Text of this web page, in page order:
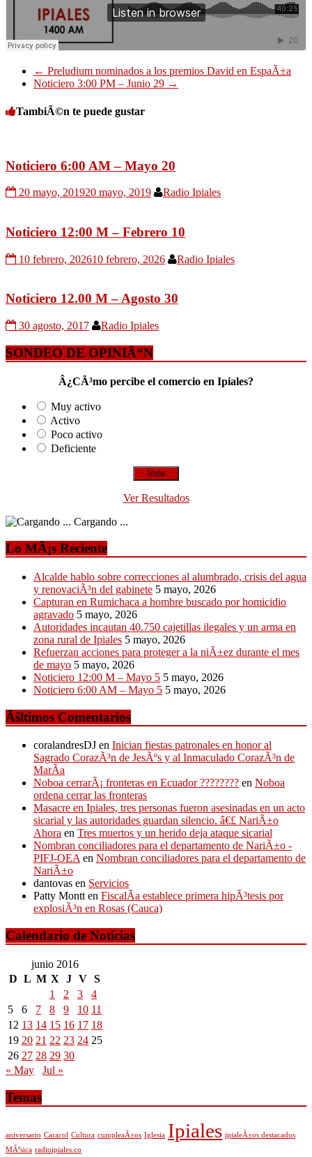
← Preludium nominados a los premios David en EspaÃ±a
Noticiero 3:00 PM – Junio 29 →
TambiÃ©n te puede gustar
Noticiero 6:00 AM – Mayo 20
20 mayo, 201920 mayo, 2019 Radio Ipiales
Noticiero 12:00 M – Febrero 10
10 febrero, 202610 febrero, 2026 Radio Ipiales
Noticiero 12.00 M – Agosto 30
30 agosto, 2017 Radio Ipiales
SONDEO DE OPINIÃ“N
Â¿CÃ³mo percibe el comercio en Ipiales?
Muy activo
Activo
Poco activo
Deficiente
Ver Resultados
Cargando ...
Lo MÃ¡s Reciente
Alcalde hablo sobre correcciones al alumbrado, crisis del agua
y renovaciÃ³n del gabinete 5 mayo, 2026
Capturan en Rumichaca a hombre buscado por homicidio
agravado 5 mayo, 2026
Autoridades incautan 40.750 cajetillas ilegales y un arma en
zona rural de Ipiales 5 mayo, 2026
Refuerzan acciones para proteger a la niÃ±ez durante el mes
de mayo 5 mayo, 2026
Noticiero 12:00 M – Mayo 5 5 mayo, 2026
Noticiero 6:00 AM – Mayo 5 5 mayo, 2026
Ãšltimos Comentarios
coralandresDJ en Inician fiestas patronales en honor al
Sagrado CorazÃ³n de JesÃºs y al Inmaculado CorazÃ³n de
MarÃ­a
Noboa cerrarÃ¡ fronteras en Ecuador ???????? en Noboa
ordena cerrar las fronteras
Masacre en Ipiales, tres personas fueron asesinadas en un acto
sicarial y las autoridades guardan silencio. â€£ NariÃ±o
Ahora en Tres muertos y un herido deja ataque sicarial
Nombran conciliadores para el departamento de NariÃ±o -
PIFJ-OEAen Nombran conciliadores para el departamento de
NariÃ±o
dantovas en Servicios
Patty Montten FiscalÃ­a establece primera hipÃ³tesis por
explosiÃ³n en Rosas (Cauca)
Calendario de Noticias
junio 2016
D L M X J V S
1
2 3
4
5
6 7 8 9 10 11
12 13 14 15 16 17 18
19 20 21 22 23 24 25
26 27 28 29 30
« May
Jul »
Temas
aniversario Caracol Cultura cumpleaÃ±os Iglesia Ipiales ipialeÃ±os destacados
MÃºsica radioipiales.co